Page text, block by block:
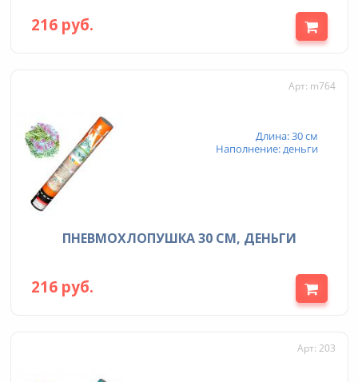
216 руб.
Арт: m764
Длина: 30 см
Наполнение: деньги
ПНЕВМОХЛОПУШКА 30 СМ, ДЕНЬГИ
216 руб.
Арт: 203